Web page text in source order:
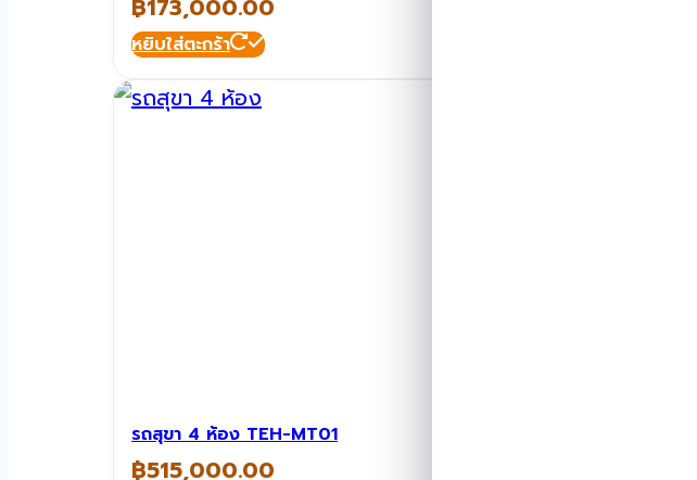
฿173,000.00
หยิบใส่ตะกร้า
รถสุขา 4 ห้อง TEH-MT01
฿515,000.00